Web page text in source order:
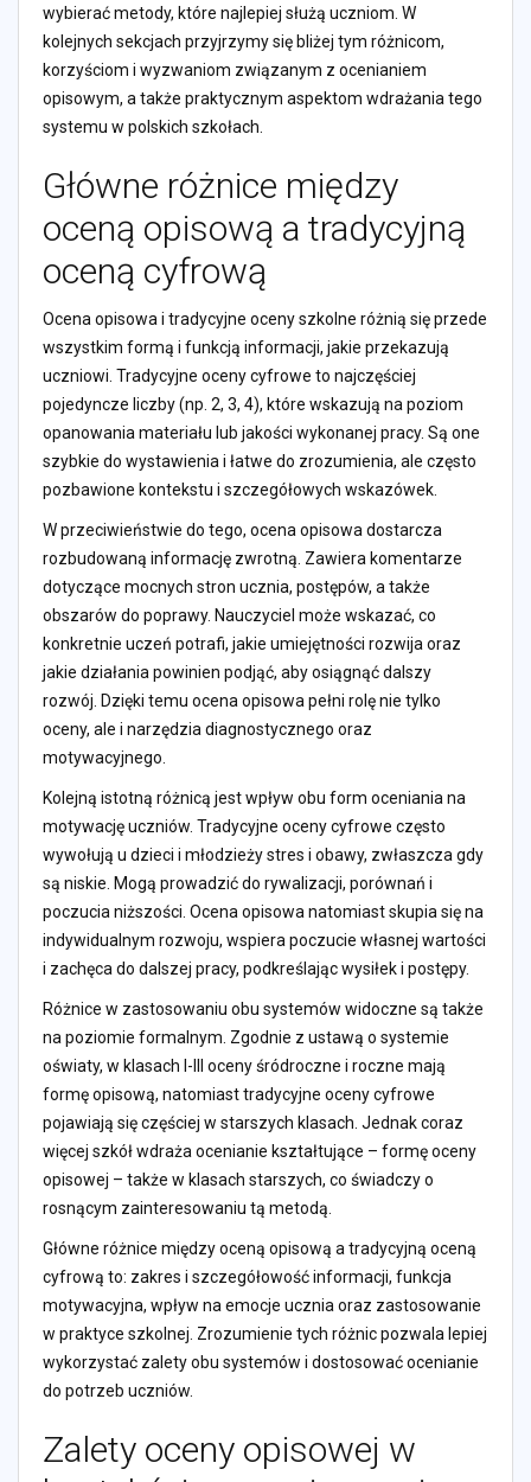
wybierać metody, które najlepiej służą uczniom. W
kolejnych sekcjach przyjrzymy się bliżej tym różnicom,
korzyściom i wyzwaniom związanym z ocenianiem
opisowym, a także praktycznym aspektom wdrażania tego
systemu w polskich szkołach.
Główne różnice między
oceną opisową a tradycyjną
oceną cyfrową
Ocena opisowa i tradycyjne oceny szkolne różnią się przede
wszystkim formą i funkcją informacji, jakie przekazują
uczniowi. Tradycyjne oceny cyfrowe to najczęściej
pojedyncze liczby (np. 2, 3, 4), które wskazują na poziom
opanowania materiału lub jakości wykonanej pracy. Są one
szybkie do wystawienia i łatwe do zrozumienia, ale często
pozbawione kontekstu i szczegółowych wskazówek.
W przeciwieństwie do tego, ocena opisowa dostarcza
rozbudowaną informację zwrotną. Zawiera komentarze
dotyczące mocnych stron ucznia, postępów, a także
obszarów do poprawy. Nauczyciel może wskazać, co
konkretnie uczeń potrafi, jakie umiejętności rozwija oraz
jakie działania powinien podjąć, aby osiągnąć dalszy
rozwój. Dzięki temu ocena opisowa pełni rolę nie tylko
oceny, ale i narzędzia diagnostycznego oraz
motywacyjnego.
Kolejną istotną różnicą jest wpływ obu form oceniania na
motywację uczniów. Tradycyjne oceny cyfrowe często
wywołują u dzieci i młodzieży stres i obawy, zwłaszcza gdy
są niskie. Mogą prowadzić do rywalizacji, porównań i
poczucia niższości. Ocena opisowa natomiast skupia się na
indywidualnym rozwoju, wspiera poczucie własnej wartości
i zachęca do dalszej pracy, podkreślając wysiłek i postępy.
Różnice w zastosowaniu obu systemów widoczne są także
na poziomie formalnym. Zgodnie z ustawą o systemie
oświaty, w klasach I-III oceny śródroczne i roczne mają
formę opisową, natomiast tradycyjne oceny cyfrowe
pojawiają się częściej w starszych klasach. Jednak coraz
więcej szkół wdraża ocenianie kształtujące – formę oceny
opisowej – także w klasach starszych, co świadczy o
rosnącym zainteresowaniu tą metodą.
Główne różnice między oceną opisową a tradycyjną oceną
cyfrową to: zakres i szczegółowość informacji, funkcja
motywacyjna, wpływ na emocje ucznia oraz zastosowanie
w praktyce szkolnej. Zrozumienie tych różnic pozwala lepiej
wykorzystać zalety obu systemów i dostosować ocenianie
do potrzeb uczniów.
Zalety oceny opisowej w